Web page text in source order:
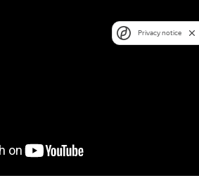
Privacy notice